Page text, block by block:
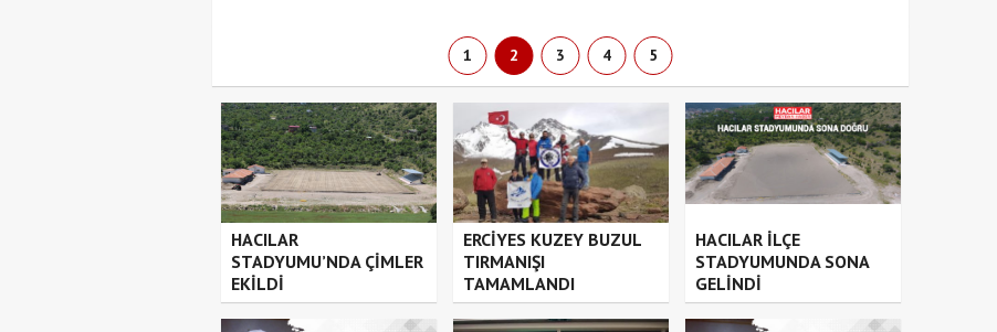
1 2 3 4 5
HACILAR
STADYUMU’NDA ÇİMLER
EKİLDİ
ERCİYES KUZEY BUZUL
TIRMANIŞI
TAMAMLANDI
HACILAR İLÇE
STADYUMUNDA SONA
GELİNDİ